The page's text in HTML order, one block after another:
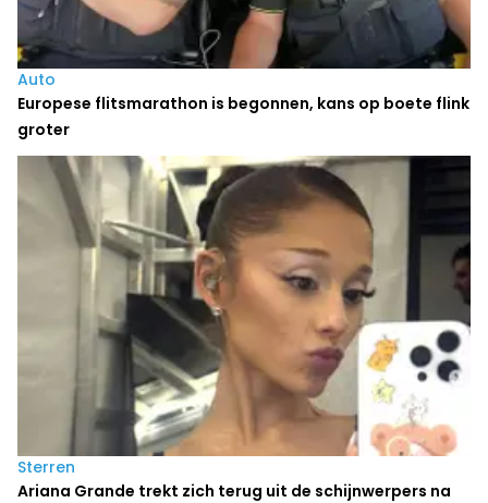
Auto
Europese flitsmarathon is begonnen, kans op boete flink
groter
Sterren
Ariana Grande trekt zich terug uit de schijnwerpers na